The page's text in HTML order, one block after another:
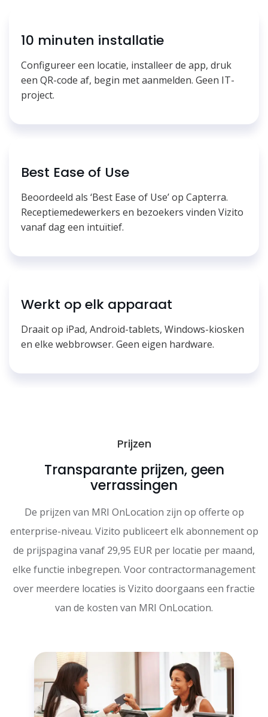
10 minuten installatie
Configureer een locatie, installeer de app, druk
een QR-code af, begin met aanmelden. Geen IT-
project.
Best Ease of Use
Beoordeeld als ‘Best Ease of Use’ op Capterra.
Receptiemedewerkers en bezoekers vinden Vizito
vanaf dag een intuïtief.
Werkt op elk apparaat
Draait op iPad, Android-tablets, Windows-kiosken
en elke webbrowser. Geen eigen hardware.
Prijzen
Transparante prijzen, geen
verrassingen
De prijzen van MRI OnLocation zijn op offerte op
enterprise-niveau. Vizito publiceert elk abonnement op
de prijspagina vanaf 29,95 EUR per locatie per maand,
elke functie inbegrepen. Voor contractormanagement
over meerdere locaties is Vizito doorgaans een fractie
van de kosten van MRI OnLocation.